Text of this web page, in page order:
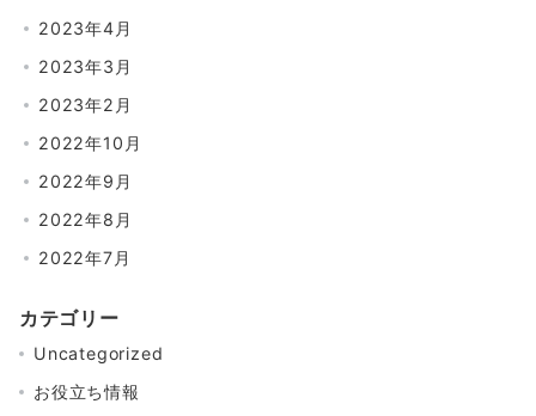
2023年4月
2023年3月
2023年2月
2022年10月
2022年9月
2022年8月
2022年7月
カテゴリー
Uncategorized
お役立ち情報